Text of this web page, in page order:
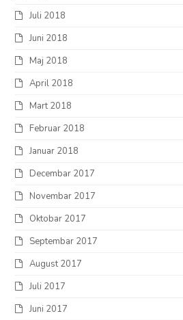
Juli 2018
Juni 2018
Maj 2018
April 2018
Mart 2018
Februar 2018
Januar 2018
Decembar 2017
Novembar 2017
Oktobar 2017
Septembar 2017
August 2017
Juli 2017
Juni 2017